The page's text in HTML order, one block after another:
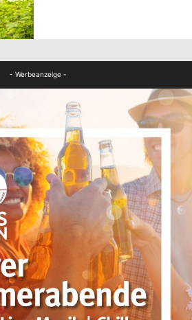
- Werbeanzeige -